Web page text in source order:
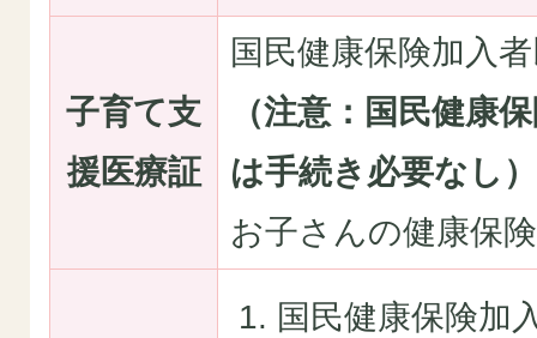
子育て支
援医療証
国民健康保険加入
（注意：国民健康
は手続き必要なし）
お子さんの健康保
国民健康保険加